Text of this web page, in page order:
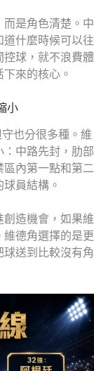
而是角色清楚。中
什麼時候可以往
球，就不浪費體
來的核心。
小
也分很多種。維
中路先封，肋部
內第一點和第二
員結構。
造機會，如果維
德角選擇的是更
送到比較沒有角